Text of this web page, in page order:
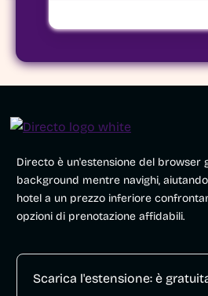
Directo è un'estensione del browser
background mentre navighi,
hotel a un prezzo inferiore
opzioni di prenotazione affidabili.
Scarica l'estensione: è